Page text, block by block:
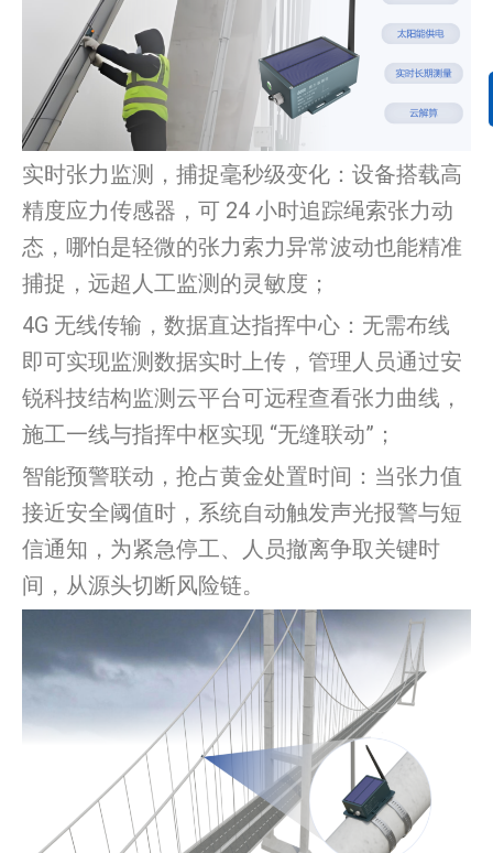
实时张力监测，捕捉毫秒级变化：设备搭载高
精度应力传感器，可 24 小时追踪绳索张力动
态，哪怕是轻微的张力索力异常波动也能精准
捕捉，远超人工监测的灵敏度；
4G 无线传输，数据直达指挥中心：无需布线
即可实现监测数据实时上传，管理人员通过安
锐科技结构监测云平台可远程查看张力曲线，
施工一线与指挥中枢实现 “无缝联动”；
智能预警联动，抢占黄金处置时间：当张力值
接近安全阈值时，系统自动触发声光报警与短
信通知，为紧急停工、人员撤离争取关键时
间，从源头切断风险链。